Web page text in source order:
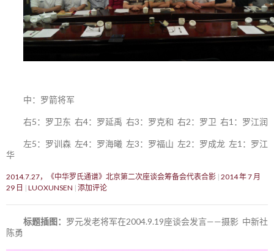
中：罗箭将军
右5：罗卫东 右4：罗延禹 右3：罗克和 右2：罗卫 右1：罗江润
左5：罗训森 左4：罗海曦 左3：罗福山 左2：罗成龙 左1：罗江
华
2014.7.27，《中华罗氏通谱》北京第二次座谈会筹备会代表合影 2014 年 7 月
29 日
LUOXUNSEN 添加评论
标题插图： 罗元发老将军在2004.9.19座谈会发言——摄影 中新社
陈勇